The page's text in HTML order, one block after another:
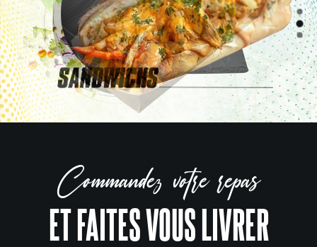
Commandez votre repas
ET FAITES VOUS LIVRER